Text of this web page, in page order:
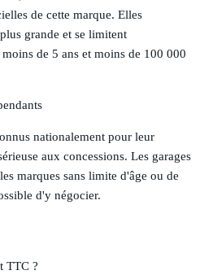
de cette marque. Elles
grande et se limitent
de 5 ans et moins de 100 000
nationalement pour leur
aux concessions. Les garages
marques sans limite d'âge ou de
d'y négocier.
TTC ?